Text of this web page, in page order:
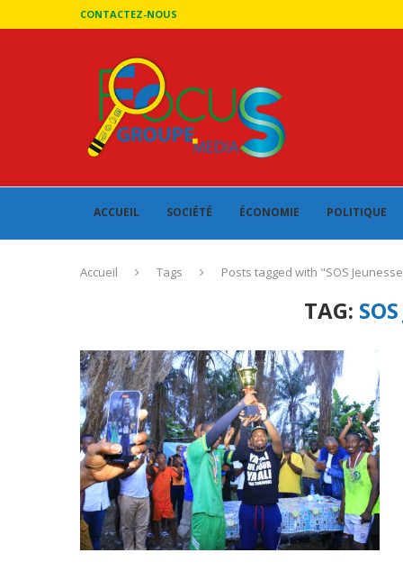
CONTACTEZ-NOUS
ACCUEIL SOCIÉTÉ ÉCONOMIE POLITIQUE
Accueil Tags Posts tagged with "SOS
TAG: